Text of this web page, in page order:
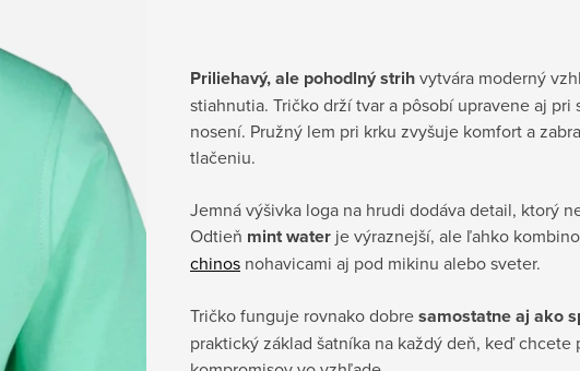
Priliehavý, ale pohodlný strihvytvára moderný
stiahnutia. Tričko drží tvar a pôsobí upravene aj pri
nosení. Pružný lem pri krku zvyšuje komfort a
tlačeniu.
Jemná výšivka loga na hrudi dodáva detail, ktorý
Odtieň mint water je výraznejší, ale ľahko
chinos nohavicami aj pod mikinu alebo sveter.
Tričko funguje rovnako dobresamostatne aj ako
praktický základ šatníka na každý deň, keď chcete